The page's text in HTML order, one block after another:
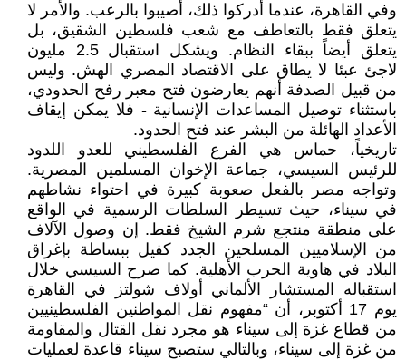
وفي القاهرة، عندما أدركوا ذلك، أصيبوا بالرعب. والأمر لا
يتعلق فقط بالتعاطف مع شعب فلسطين الشقيق، بل
يتعلق أيضاً ببقاء النظام. ويشكل استقبال 2.5 مليون
لاجئ عبئا لا يطاق على الاقتصاد المصري الهش. وليس
من قبيل الصدفة أنهم يعارضون فتح معبر رفح الحدودي،
باستثناء توصيل المساعدات الإنسانية - فلا يمكن إيقاف
الأعداد الهائلة من البشر عند فتح الحدود.
تاريخياً، حماس هي الفرع الفلسطيني للعدو اللدود
للرئيس السيسي، جماعة الإخوان المسلمين المصرية.
وتواجه مصر بالفعل صعوبة كبيرة في احتواء نشاطهم
في سيناء، حيث تسيطر السلطات الرسمية في الواقع
على منطقة منتجع شرم الشيخ فقط. إن وصول الآلاف
من الإسلاميين المسلحين الجدد كفيل ببساطة بإغراق
البلاد في هاوية الحرب الأهلية. كما صرح السيسي خلال
استقباله المستشار الألماني أولاف شولتز في القاهرة
يوم 17 أكتوبر، أن “مفهوم نقل المواطنين الفلسطينيين
من قطاع غزة إلى سيناء هو مجرد نقل القتال والمقاومة
من غزة إلى سيناء، وبالتالي ستصبح سيناء قاعدة لعمليات